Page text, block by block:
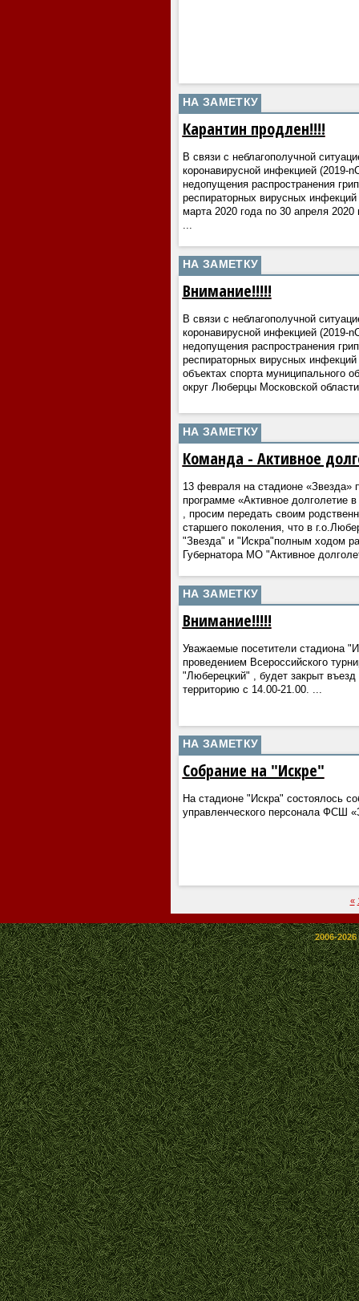
НА ЗАМЕТКУ
Карантин продлен!!!!
В связи с неблагополучной
коронавирусной инфекцией (2019-
недопущения распространения
респираторных вирусных
марта 2020 года по 30 апреля 2020
НА ЗАМЕТКУ
Внимание!!!!!
В связи с неблагополучной
коронавирусной инфекцией (2019-
недопущения распространения
респираторных вирусных
объектах спорта муниципального
округ Люберцы Московской
НА ЗАМЕТКУ
Команда - Активное
13 февраля на стадионе «Звезда»
программе «Активное долголетие
, просим передать своим
старшего поколения, что в
"Звезда" и "Искра"полным ходом
Губернатора МО "Активное
НА ЗАМЕТКУ
Внимание!!!!!
Уважаемые посетители стадиона
проведением Всероссийского
"Люберецкий" , будет закрыт
территорию с 14.00-21.00.
НА ЗАМЕТКУ
Собрание на "Искре"
На стадионе "Искра" состоялось
управленческого персонала ФСШ
«
2006-